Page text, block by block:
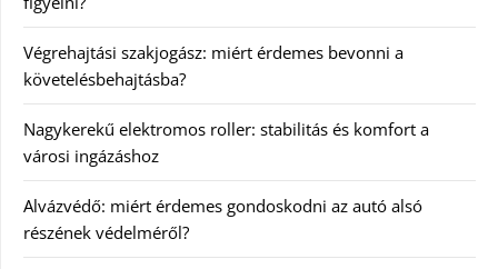
Végrehajtási szakjogász: miért érdemes bevonni a
követelésbehajtásba?
Nagykerekű elektromos roller: stabilitás és komfort a
városi ingázáshoz
Alvázvédő: miért érdemes gondoskodni az autó alsó
részének védelméről?